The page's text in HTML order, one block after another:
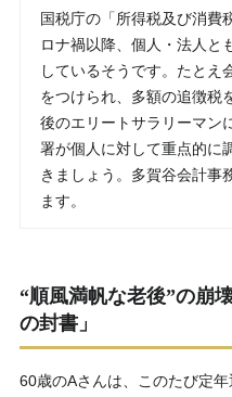
国税庁の「所得税及び消費
ロナ禍以降、個人・法人と
しているそうです。たとえ
をつけられ、多額の追徴
後のエリートサラリーマン
署が個人に対して重点的に
きましょう。多賀谷会計事
ます。
“順風満帆な老後”の崩
の封書」
60歳のAさんは、このたび定